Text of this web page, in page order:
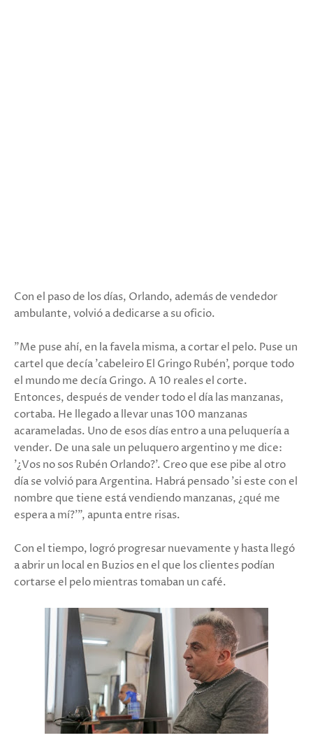
Con el paso de los días, Orlando, además de vendedor
ambulante, volvió a dedicarse a su oficio.
"Me puse ahí, en la favela misma, a cortar el pelo. Puse un
cartel que decía 'cabeleiro El Gringo Rubén', porque todo
el mundo me decía Gringo. A 10 reales el corte.
Entonces, después de vender todo el día las manzanas,
cortaba. He llegado a llevar unas 100 manzanas
acarameladas. Uno de esos días entro a una peluquería a
vender. De una sale un peluquero argentino y me dice:
'¿Vos no sos Rubén Orlando?'. Creo que ese pibe al otro
día se volvió para Argentina. Habrá pensado 'si este con el
nombre que tiene está vendiendo manzanas, ¿qué me
espera a mí?'", apunta entre risas.
Con el tiempo, logró progresar nuevamente y hasta llegó
a abrir un local en Buzios en el que los clientes podían
cortarse el pelo mientras tomaban un café.